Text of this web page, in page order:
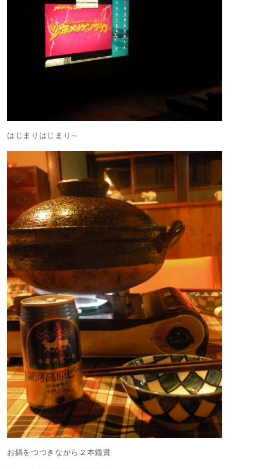
はじまりはじまり～
お鍋をつつきながら２本鑑賞